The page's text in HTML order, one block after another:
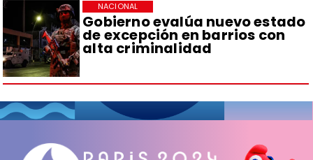
Gobierno evalúa nuevo estado
de excepción en barrios con
alta criminalidad
NACIONAL